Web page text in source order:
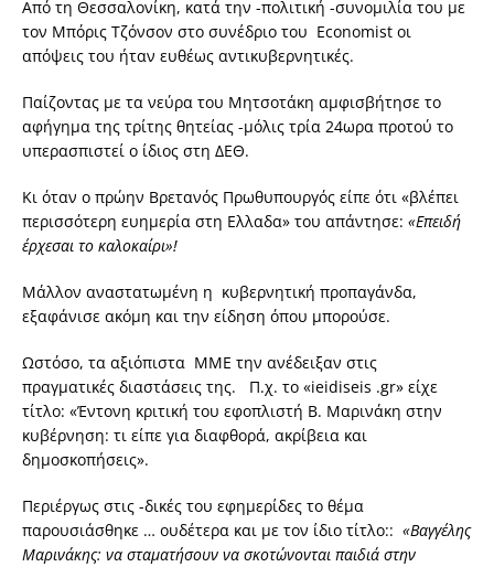
Από τη Θεσσαλονίκη, κατά την -πολιτική -συνομιλία του με
τον Μπόρις Τζόνσον στο συνέδριο του Economist οι
απόψεις του ήταν ευθέως αντικυβερνητικές.
Παίζοντας με τα νεύρα του Μητσοτάκη αμφισβήτησε το
αφήγημα της τρίτης θητείας -μόλις τρία 24ωρα προτού το
υπερασπιστεί ο ίδιος στη ΔΕΘ.
Κι όταν ο πρώην Βρετανός Πρωθυπουργός είπε ότι «βλέπει
περισσότερη ευημερία στη Ελλαδα» του απάντησε: «Επειδή
έρχεσαι το καλοκαίρι»!
Μάλλον αναστατωμένη η κυβερνητική προπαγάνδα,
εξαφάνισε ακόμη και την είδηση όπου μπορούσε.
Ωστόσο, τα αξιόπιστα ΜΜΕ την ανέδειξαν στις
πραγματικές διαστάσεις της. Π.χ. το «ieidiseis .gr» είχε
τίτλο: «Έντονη κριτική του εφοπλιστή Β. Μαρινάκη στην
κυβέρνηση: τι είπε για διαφθορά, ακρίβεια και
δημοσκοπήσεις».
Περιέργως στις -δικές του εφημερίδες το θέμα
παρουσιάσθηκε … ουδέτερα και με τον ίδιο τίτλο:: «Βαγγέλης
Μαρινάκης: να σταματήσουν να σκοτώνονται παιδιά στην